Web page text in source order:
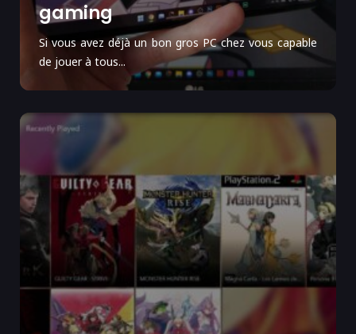
gaming
Si vous avez déjà un bon gros PC chez vous capable
de jouer à tous...